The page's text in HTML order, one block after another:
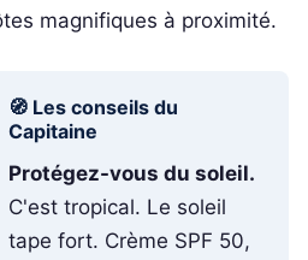
magnifiques à proximité.
🧭 Les conseils du
Capitaine
Protégez-vous du soleil.
C'est tropical. Le soleil
tape fort. Crème SPF 50,